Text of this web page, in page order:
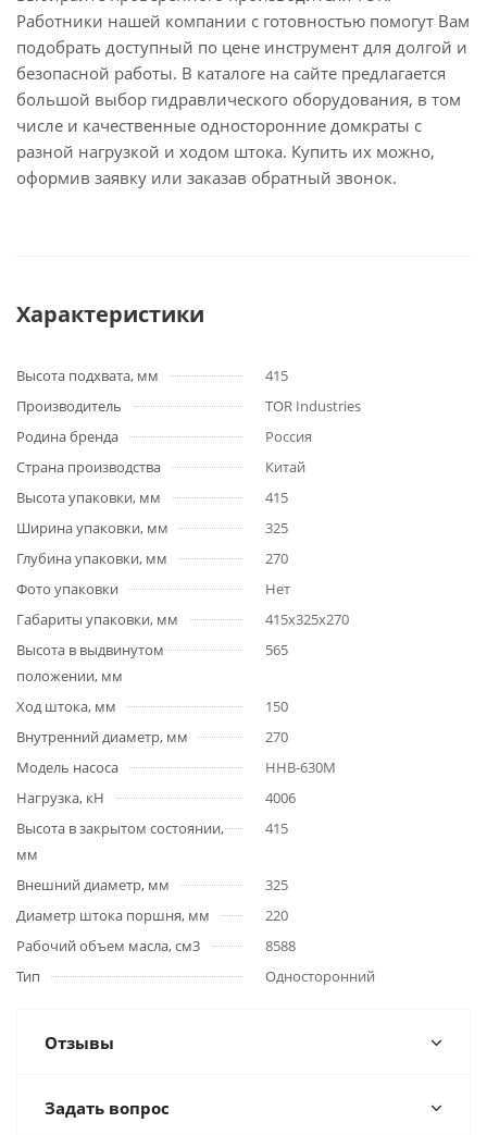
Работники нашей компании с готовностью помогут Вам
подобрать доступный по цене инструмент для долгой и
безопасной работы. В каталоге на сайте предлагается
большой выбор гидравлического оборудования, в том
числе и качественные односторонние домкраты с
разной нагрузкой и ходом штока. Купить их можно,
оформив заявку или заказав обратный звонок.
Характеристики
Высота подхвата, мм
415
Производитель
TOR Industries
Родина бренда
Россия
Страна производства
Китай
Высота упаковки, мм
415
Ширина упаковки, мм
325
Глубина упаковки, мм
270
Фото упаковки
Нет
Габариты упаковки, мм
415х325х270
Высота в выдвинутом
положении, мм
565
Ход штока, мм
150
Внутренний диаметр, мм
270
Модель насоса
HHB-630M
Нагрузка, кН
4006
Высота в закрытом состоянии,
мм
415
Внешний диаметр, мм
325
Диаметр штока поршня, мм
220
Рабочий объем масла, см3
8588
Тип
Односторонний
Отзывы
Задать вопрос